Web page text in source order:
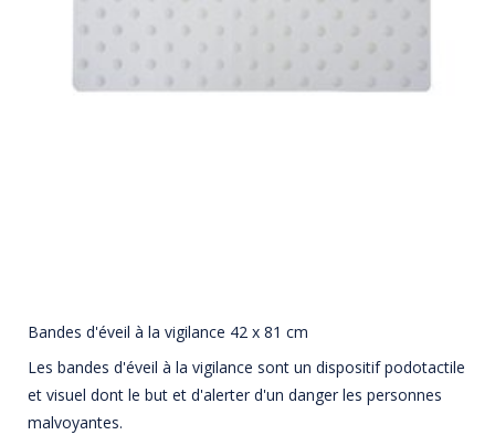
Bandes d'éveil à la vigilance 42 x 81 cm
Les bandes d'éveil à la vigilance sont un dispositif podotactile
et visuel dont le but et d'alerter d'un danger les personnes
malvoyantes.